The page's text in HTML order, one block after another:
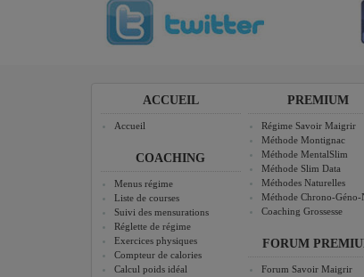
ACCUEIL
Accueil
COACHING
Menus régime
Liste de courses
Suivi des mensurations
Réglette de régime
Exercices physiques
Compteur de calories
Calcul poids idéal
PREMIUM
Régime Savoir Maigrir
Méthode Montignac
Méthode MentalSlim
Méthode Slim Data
Méthodes Naturelles
Méthode Chrono-
Coaching Grossesse
FORUM
Forum Savoir Maigrir